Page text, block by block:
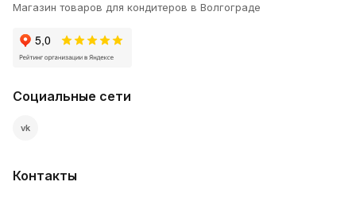
Магазин товаров для кондитеров в Волгограде
Социальные сети
vk
Контакты